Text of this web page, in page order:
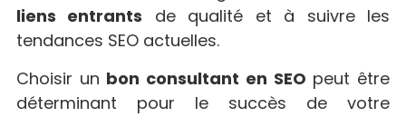
liens entrants de qualité et à suivre les
tendances SEO actuelles.
Choisir un bon consultant en SEO peut être
déterminant pour le succès de votre